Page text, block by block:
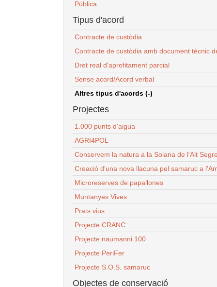
Pública
Tipus d'acord
Contracte de custòdia
Contracte de custòdia amb document tècnic
Dret real d'aprofitament parcial
Sense acord/Acord verbal
Altres tipus d'acords (-)
Projectes
1.000 punts d'aigua
AGRI4POL
Conservem la natura a la Solana de l'Alt
Creació d'una nova llacuna pel samaruc a
Microreserves de papallones
Muntanyes Vives
Prats vius
Projecte CRANC
Projecte naumanni 100
Projecte PeriFer
Projecte S.O.S. samaruc
Objectes de conservació